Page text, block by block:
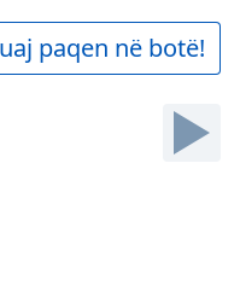
paqen në botë!